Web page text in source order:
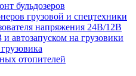
бульдозеров
грузовой и спецтехники
напряжения 24В/12В
автозапуском на грузовики
отопителей